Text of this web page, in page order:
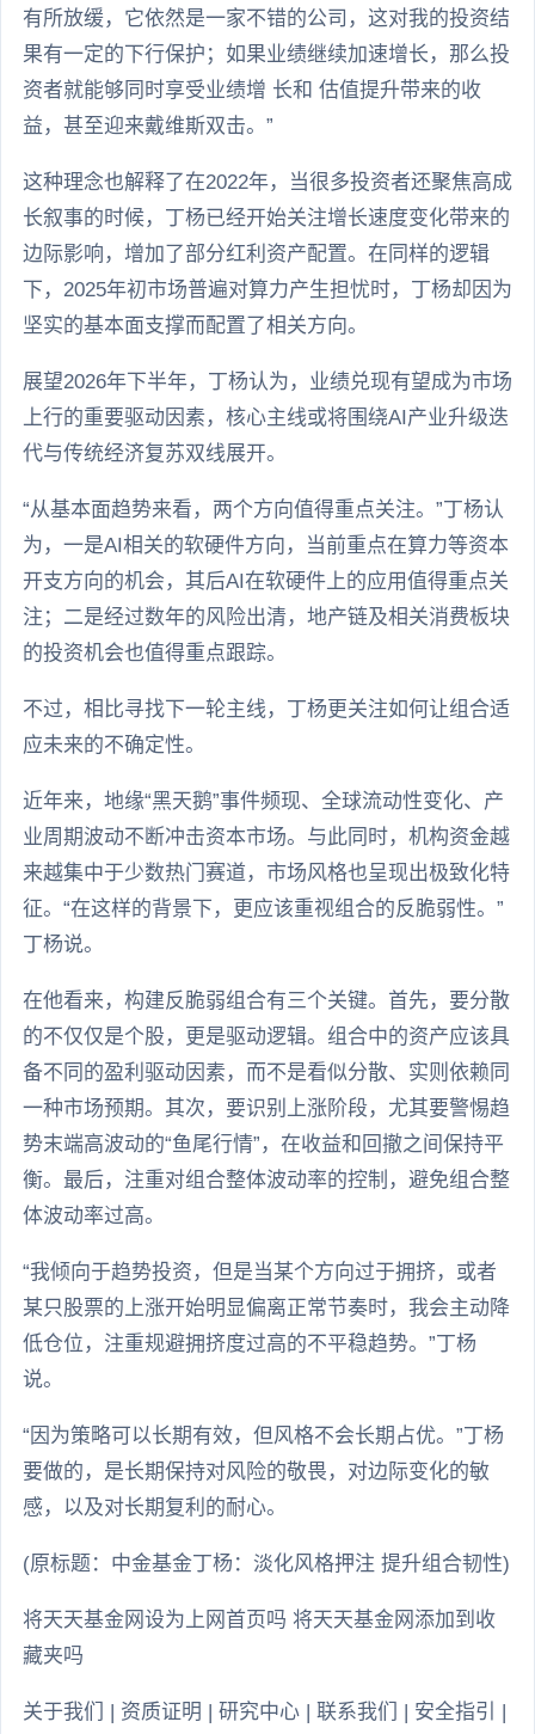
有所放缓，它依然是一家不错的公司，这对我的投资结
果有一定的下行保护；如果业绩继续加速增长，那么投
资者就能够同时享受业绩增 长和 估值提升带来的收
益，甚至迎来戴维斯双击。”
这种理念也解释了在2022年，当很多投资者还聚焦高成
长叙事的时候，丁杨已经开始关注增长速度变化带来的
边际影响，增加了部分红利资产配置。在同样的逻辑
下，2025年初市场普遍对算力产生担忧时，丁杨却因为
坚实的基本面支撑而配置了相关方向。
展望2026年下半年，丁杨认为，业绩兑现有望成为市场
上行的重要驱动因素，核心主线或将围绕AI产业升级迭
代与传统经济复苏双线展开。
“从基本面趋势来看，两个方向值得重点关注。”丁杨认
为，一是AI相关的软硬件方向，当前重点在算力等资本
开支方向的机会，其后AI在软硬件上的应用值得重点关
注；二是经过数年的风险出清，地产链及相关消费板块
的投资机会也值得重点跟踪。
不过，相比寻找下一轮主线，丁杨更关注如何让组合适
应未来的不确定性。
近年来，地缘“黑天鹅”事件频现、全球流动性变化、产
业周期波动不断冲击资本市场。与此同时，机构资金越
来越集中于少数热门赛道，市场风格也呈现出极致化特
征。“在这样的背景下，更应该重视组合的反脆弱性。”
丁杨说。
在他看来，构建反脆弱组合有三个关键。首先，要分散
的不仅仅是个股，更是驱动逻辑。组合中的资产应该具
备不同的盈利驱动因素，而不是看似分散、实则依赖同
一种市场预期。其次，要识别上涨阶段，尤其要警惕趋
势末端高波动的“鱼尾行情”，在收益和回撤之间保持平
衡。最后，注重对组合整体波动率的控制，避免组合整
体波动率过高。
“我倾向于趋势投资，但是当某个方向过于拥挤，或者
某只股票的上涨开始明显偏离正常节奏时，我会主动降
低仓位，注重规避拥挤度过高的不平稳趋势。”丁杨
说。
“因为策略可以长期有效，但风格不会长期占优。”丁杨
要做的，是长期保持对风险的敬畏，对边际变化的敏
感，以及对长期复利的耐心。
(原标题：中金基金丁杨：淡化风格押注 提升组合韧性)
将天天基金网设为上网首页吗 将天天基金网添加到收
藏夹吗
关于我们 | 资质证明 | 研究中心 | 联系我们 | 安全指引 |